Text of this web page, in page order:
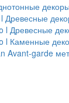
декоры
Древесные
l Древесные
l Каменные
Avant-garde